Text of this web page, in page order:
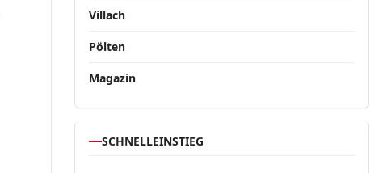
Villach
Pölten
Magazin
SCHNELLEINSTIEG